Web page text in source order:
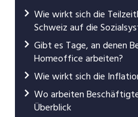
Wie wirkt sich die
Schweiz auf die
Gibt es Tage, an denen
Homeoffice arbeiten?
Wie wirkt sich die
Wo arbeiten
Überblick